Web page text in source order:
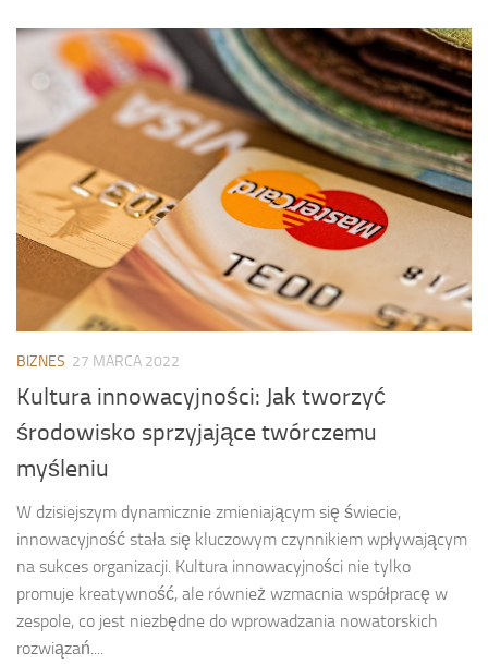
BIZNES 27 MARCA 2022
Kultura innowacyjności: Jak tworzyć
środowisko sprzyjające twórczemu
myśleniu
W dzisiejszym dynamicznie zmieniającym się świecie,
innowacyjność stała się kluczowym czynnikiem wpływającym
na sukces organizacji. Kultura innowacyjności nie tylko
promuje kreatywność, ale również wzmacnia współpracę w
zespole, co jest niezbędne do wprowadzania nowatorskich
rozwiązań....